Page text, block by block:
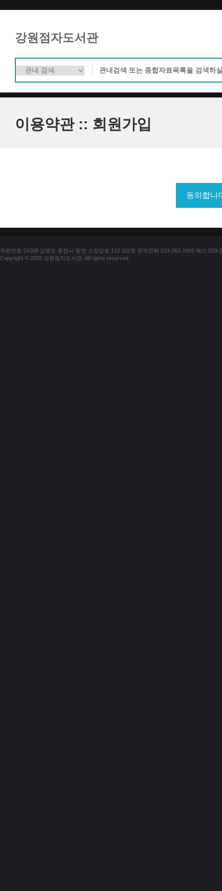
강원점자도서관
이용약관 :: 회원가입
우편번호 24209 강원도 춘천시 동면 소양강로 110 102호 문의전화 033-262-1920 팩스 033-
Copyright © 2015 강원점자도서관. All rights reserved.